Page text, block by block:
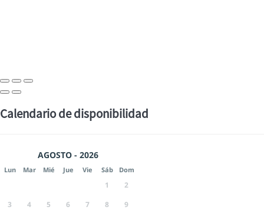
Calendario de disponibilidad
AGOSTO - 2026
Lun Mar Mié Jue Vie Sáb Dom
1
2
3
4 5 6 7 8 9